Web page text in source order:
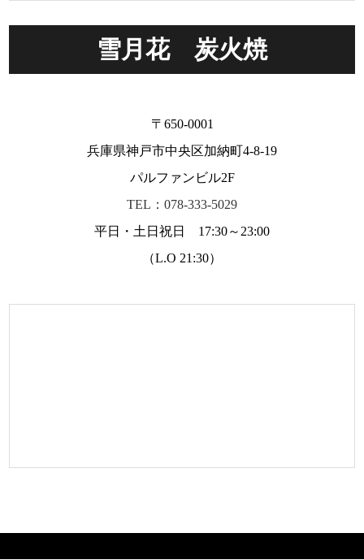
雪月花 炭火焼
〒650-0001
兵庫県神戸市中央区加納町4-8-19
パルファンビル2F
TEL：078-333-5029
平日・土日祝日 17:30～23:00
（L.O 21:30）